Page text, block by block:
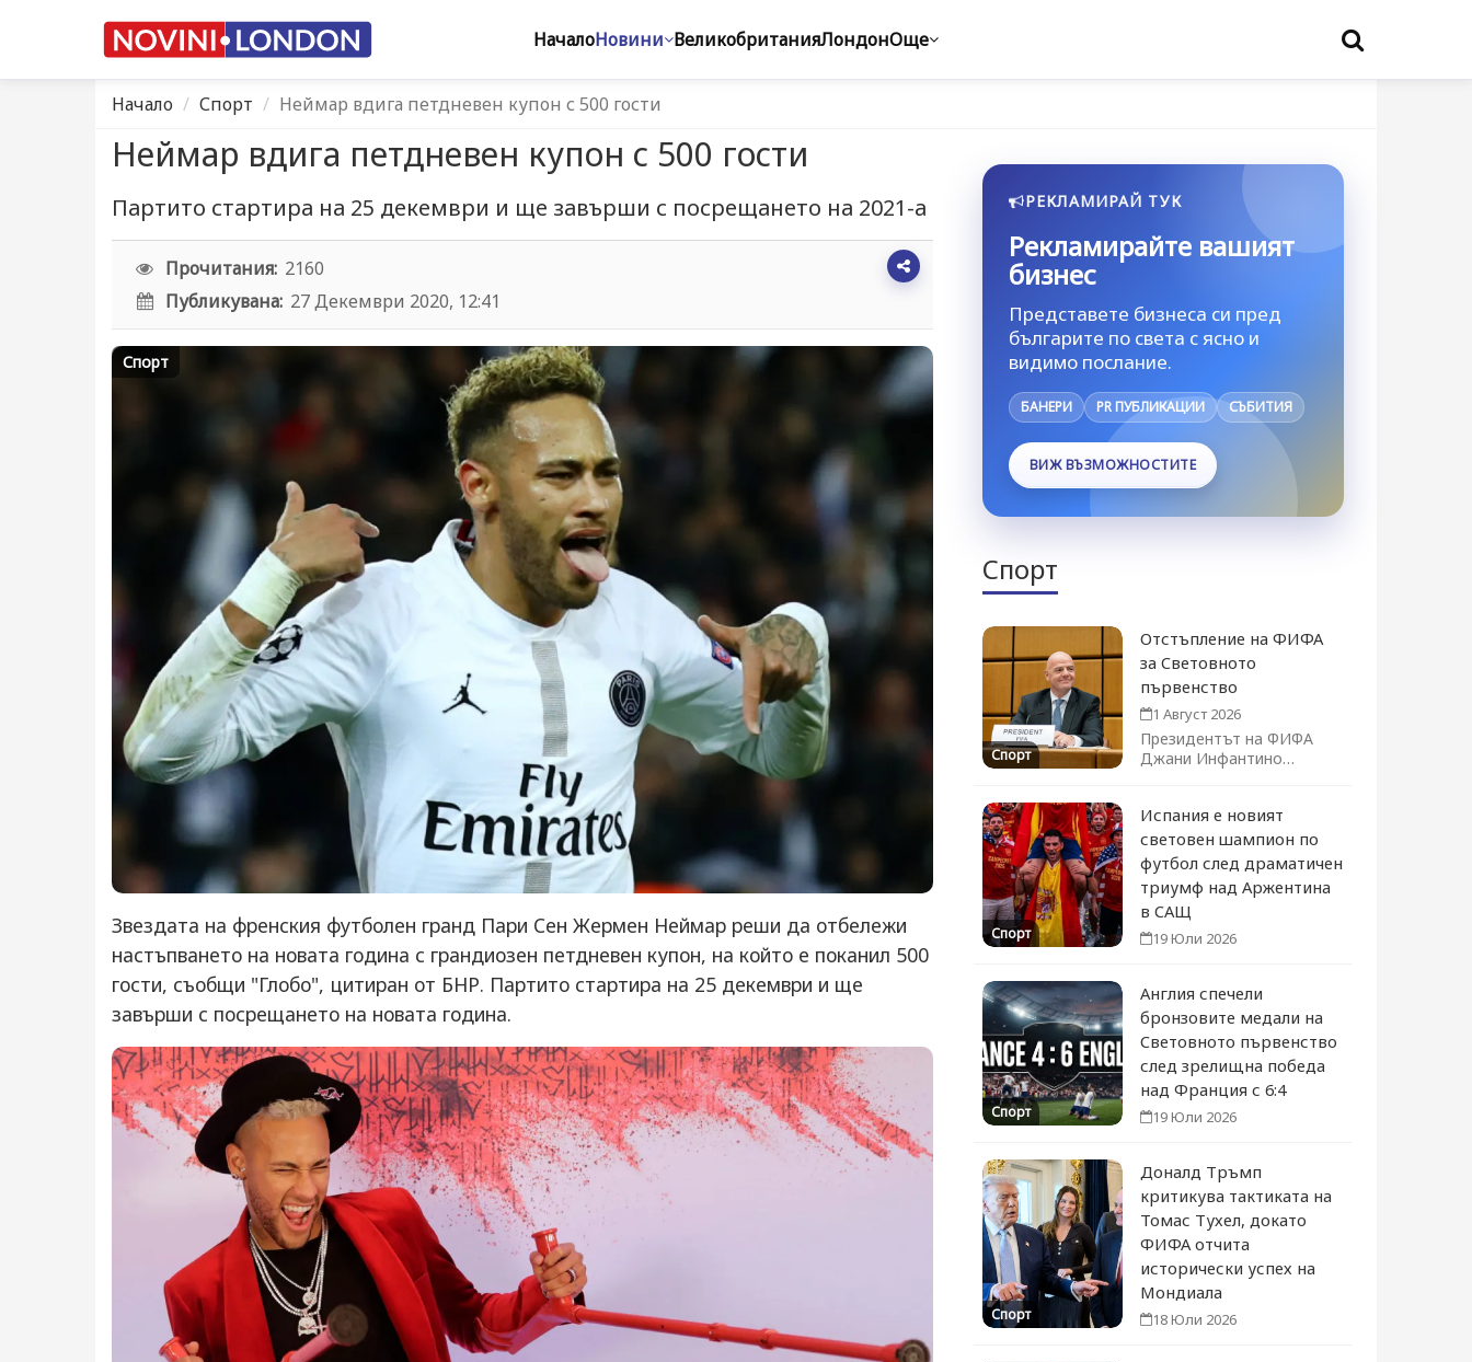
НачалоНовини ВеликобританияЛондонОще
Начало Спорт Неймар вдига петдневен купон с 500 гости
Неймар вдига петдневен купон с 500 гости
Партито стартира на 25 декември и ще завърши с посрещането на 2021-а
Прочитания: 2160
Публикувана: 27 Декември 2020, 12:41
Спорт
Звездата на френския футболен гранд Пари Сен Жермен Неймар реши да отбележи
настъпването на новата година с грандиозен петдневен купон, на който е поканил 500
гости, съобщи "Глобо", цитиран от БНР. Партито стартира на 25 декември и ще
завърши с посрещането на новата година.
РЕКЛАМИРАЙ ТУК
Рекламирайте вашият
бизнес
Представете бизнеса си пред
българите по света с ясно и
видимо послание.
БАНЕРИ PR ПУБЛИКАЦИИ СЪБИТИЯ
ВИЖ ВЪЗМОЖНОСТИТЕ
Спорт
Спорт
Отстъпление на ФИФА
за Световното
първенство
1 Август 2026
Президентът на ФИФА
Джани Инфантино
Спорт
Испания е новият
световен шампион по
футбол след драматичен
триумф над Аржентина
в САЩ
19 Юли 2026
Спорт
Англия спечели
бронзовите медали на
Световното първенство
след зрелищна победа
над Франция с 6:4
19 Юли 2026
Спорт
Доналд Тръмп
критикува тактиката на
Томас Тухел, докато
ФИФА отчита
исторически успех на
Мондиала
18 Юли 2026